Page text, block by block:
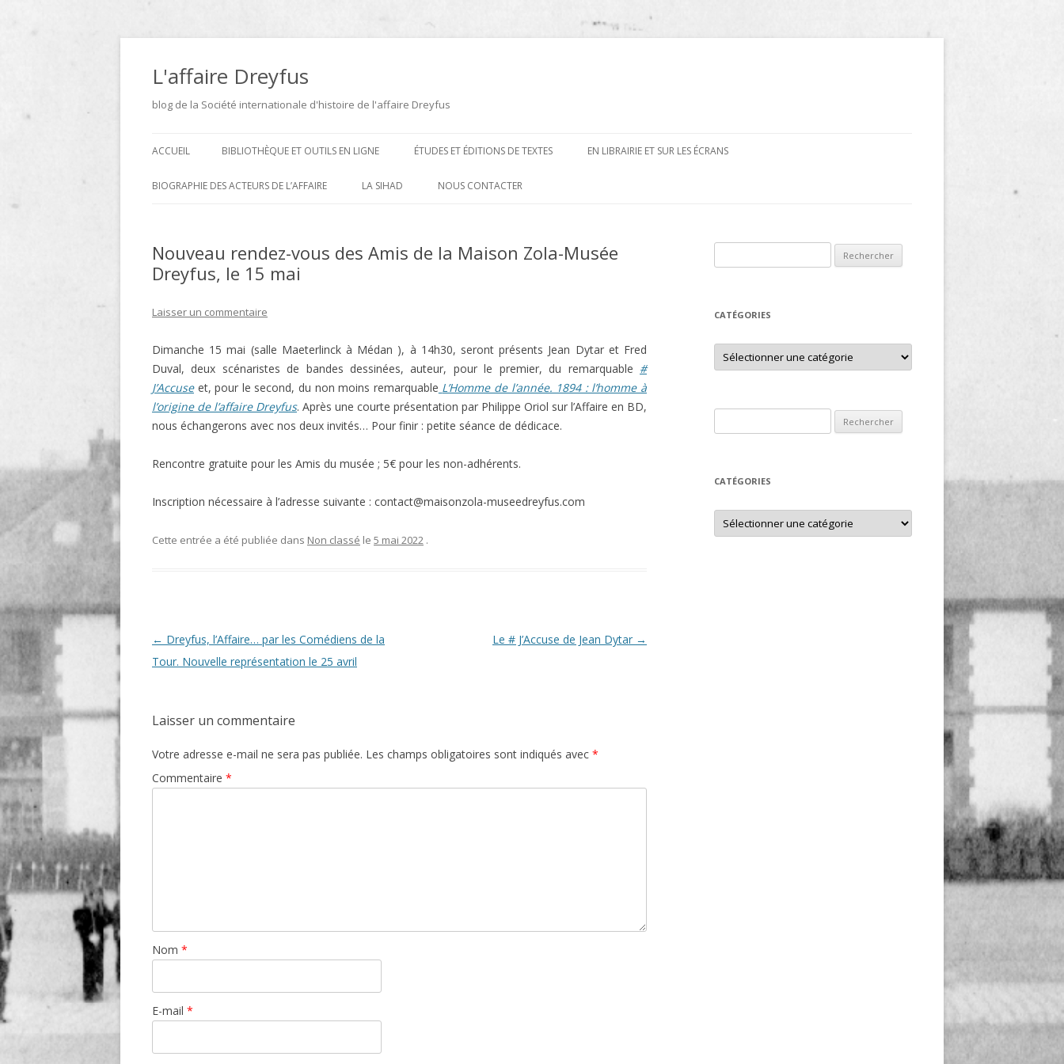
Aller
contenu
L'affaire Dreyfus
blog de la Société internationale d'histoire de l'affaire Dreyfus
ACCUEIL BIBLIOTHÈQUE ET OUTILS EN LIGNE
ARCHIVES
BIOGRAPHIES, ESSAIS, THÈSES ET
ARTICLES UNIVERSITAIRES
ICONOTHÈQUE
CARTES POSTALES ET
L’AFFAIRE DREYFUS EN BANDES
DESSINÉES
PHOTOGRAPHIES
SITES
LE DICTIONNAIRE DES
1889 À 1940 DE JEAN JOLLY EN
LIGNE
LE MAITRON EN LIGNE
ÉTUDES ET ÉDITIONS DE TEXTES
ÉDITIONS DE TEXTES
EN LIBRAIRIE ET SUR LES ÉCRANS
2014
2017
2018
2019
BIOGRAPHIE DES ACTEURS DE L’AFFAIRE
DREYFUS
LA SIHAD NOUS CONTACTER
Nouveau rendez-vous des Amis de la Maison Zola-Musée
Dreyfus, le 15 mai
Laisser un commentaire
Dimanche 15 mai (salle Maeterlinck à Médan ), à 14h30, seront présents Jean Dytar et Fred
Duval, deux scénaristes de bandes dessinées, auteur, pour le premier, du remarquable #
J’Accuseet, pour le second, du non moins remarquable L’Homme de l’année. 1894 : l’homme à
l’origine de l’affaire Dreyfus. Après une courte présentation par Philippe Oriol sur l’Affaire en BD,
nous échangerons avec nos deux invités… Pour finir : petite séance de dédicace.
Rencontre gratuite pour les Amis du musée ; 5€ pour les non-adhérents.
Inscription nécessaire à l’adresse suivante : contact@maisonzola-museedreyfus.com
Cette entrée a été publiée dans Non classé le 5 mai 2022 .
Navigation
des
← Dreyfus, l’Affaire… par les Comédiens de la
Tour. Nouvelle représentation le 25 avril
Le # J’Accuse de Jean Dytar →
Laisser un commentaire
Votre adresse e-mail ne sera pas publiée. Les champs obligatoires sont indiqués avec *
Commentaire *
Nom *
E-mail *
CATÉGORIES
Catégories
CATÉGORIES
Catégories